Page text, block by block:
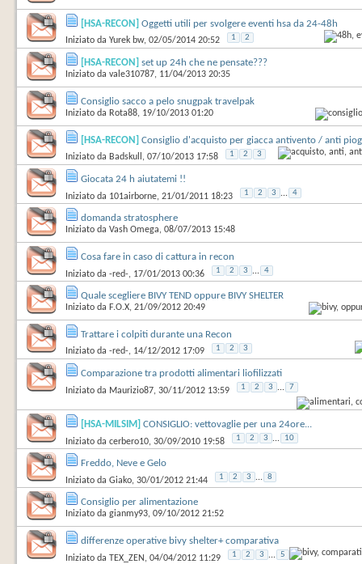
[HSA-RECON] Oggetti utili per svolgere eventi hsa da 24-48h
Iniziato da Yurek bw‎, 02/05/2014 20:52 1 2
[HSA-RECON] set up 24h che ne pensate???
Iniziato da vale310787‎, 11/04/2013 20:35
Consiglio sacco a pelo snugpak travelpak
Iniziato da Rota88‎, 19/10/2013 01:20
[HSA-RECON] Consiglio d'acquisto per giacca antivento / anti
Iniziato da Badskull ‎, 07/10/2013 17:58 1 2 3
Giocata 24 h aiutatemi !!
Iniziato da 101airborne‎, 21/01/2011 18:23 1 2 3 ... 4
domanda stratosphere
Iniziato da Vash Omega‎, 08/07/2013 15:48
Cosa fare in caso di cattura in recon
Iniziato da -red-‎, 17/01/2013 00:36 1 2 3 ... 4
Quale scegliere BIVY TEND oppure BIVY SHELTER
Iniziato da F.O.X‎, 21/09/2012 20:49
Trattare i colpiti durante una Recon
Iniziato da -red-‎, 14/12/2012 17:09 1 2 3
Comparazione tra prodotti alimentari liofilizzati
Iniziato da Maurizio87‎, 30/11/2012 13:59 1 2 3 ... 7
[HSA-MILSIM] CONSIGLIO: vettovaglie per una 24ore...
Iniziato da cerbero10‎, 30/09/2010 19:58 1 2 3 ... 10
Freddo, Neve e Gelo
Iniziato da Giako‎, 30/01/2012 21:44 1 2 3 ... 8
Consiglio per alimentazione
Iniziato da gianmy93‎, 09/10/2012 21:52
differenze operative bivy shelter+ comparativa
Iniziato da TEX_ZEN ‎, 04/04/2012 11:29 1 2 3 ... 5